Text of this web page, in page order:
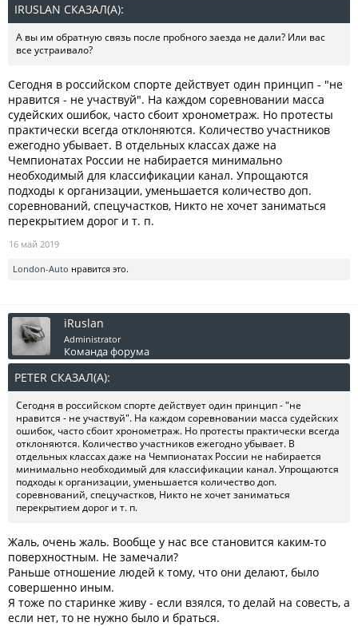
IRUSLAN СКАЗАЛ(А):
А вы им обратную связь после пробного заезда не дали? Или вас
все устраивало?
Сегодня в российском спорте действует один принцип - "не
нравится - не участвуй". На каждом соревновании масса
судейских ошибок, часто сбоит хронометраж. Но протесты
практически всегда отклоняются. Количество участников
ежегодно убывает. В отдельных классах даже на
Чемпионатах России не набирается минимально
необходимый для классификации канал. Упрощаются
подходы к организации, уменьшается количество доп.
соревнований, спецучастков, Никто не хочет заниматься
перекрытием дорог и т. п.
16 май 2019
London-Auto нравится это.
iRuslan
Administrator
Команда форума
PETER СКАЗАЛ(А):
Сегодня в российском спорте действует один принцип - "не
нравится - не участвуй". На каждом соревновании масса судейских
ошибок, часто сбоит хронометраж. Но протесты практически всегда
отклоняются. Количество участников ежегодно убывает. В
отдельных классах даже на Чемпионатах России не набирается
минимально необходимый для классификации канал. Упрощаются
подходы к организации, уменьшается количество доп.
соревнований, спецучастков, Никто не хочет заниматься
перекрытием дорог и т. п.
Жаль, очень жаль. Вообще у нас все становится каким-то
поверхностным. Не замечали?
Раньше отношение людей к тому, что они делают, было
совершенно иным.
Я тоже по старинке живу - если взялся, то делай на совесть, а
если нет, то не нужно было и браться.